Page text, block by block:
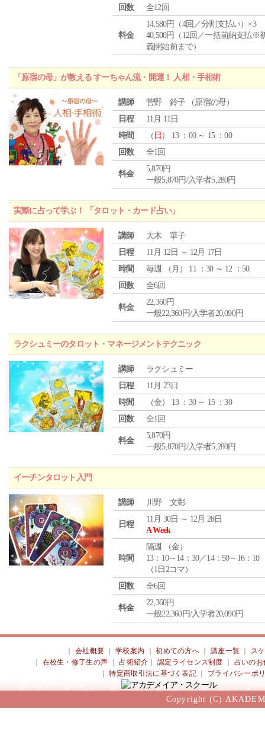
回数 全12回
料金
14,580円（4回／分割支払い）×3
40,500円（12回／一括前納支払※
義開始前まで）
「原宿の母」が教える すーちゃん流・開運！ 人相・手相術
講師
菅野 鈴子 （原宿の母）
日程
11月 11日
時間
（ 日 ） 13 ：00 ～ 15 ：00
回数
全1回
料金
5,870円
一般5,870円/入学者5,280円
実際に占って学ぶ！ 「タロット・カード占い」
講師
大木 華子
日程
11月 12日 ～ 12月 17日
時間
毎週 （ 月 ） 11 ：30 ～ 12 ：50
回数
全6回
料金
22,360円
一般22,360円/入学者20,090円
ラクシュミーのタロット・マネージメントテクニック
講師
ラクシュミー
日程
11月 23日
時間
（金） 13 ：30 ～ 15 ：30
回数
全1回
料金
5,870円
一般5,870円/入学者5,280円
イーチンタロット入門
講師 川野 文彰
日程
11月 30日 ～ 12月 28日
A Week
時間
隔週 （金）
13：10～14：30／14：50～16：10
（1日2コマ）
回数
全6回
料金
22,360円
一般22,360円/入学者20,090円
会社概要 ｜学校案内 ｜初めての方へ 講座一覧
ス
在校生・修了生の声 ｜占術紹介 ｜認定ライセンス制度
占いのお
｜特定商取引法に基づく表記 プライバシーポ
Copyright (C)